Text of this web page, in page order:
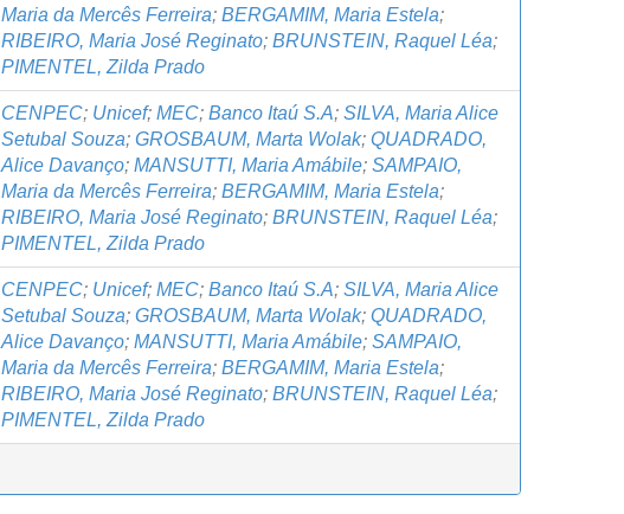
Maria da Mercês Ferreira; BERGAMIM, Maria Estela;
RIBEIRO, Maria José Reginato; BRUNSTEIN, Raquel Léa;
PIMENTEL, Zilda Prado
CENPEC; Unicef; MEC; Banco Itaú S.A; SILVA, Maria Alice
Setubal Souza; GROSBAUM, Marta Wolak; QUADRADO,
Alice Davanço; MANSUTTI, Maria Amábile; SAMPAIO,
Maria da Mercês Ferreira; BERGAMIM, Maria Estela;
RIBEIRO, Maria José Reginato; BRUNSTEIN, Raquel Léa;
PIMENTEL, Zilda Prado
CENPEC; Unicef; MEC; Banco Itaú S.A; SILVA, Maria Alice
Setubal Souza; GROSBAUM, Marta Wolak; QUADRADO,
Alice Davanço; MANSUTTI, Maria Amábile; SAMPAIO,
Maria da Mercês Ferreira; BERGAMIM, Maria Estela;
RIBEIRO, Maria José Reginato; BRUNSTEIN, Raquel Léa;
PIMENTEL, Zilda Prado